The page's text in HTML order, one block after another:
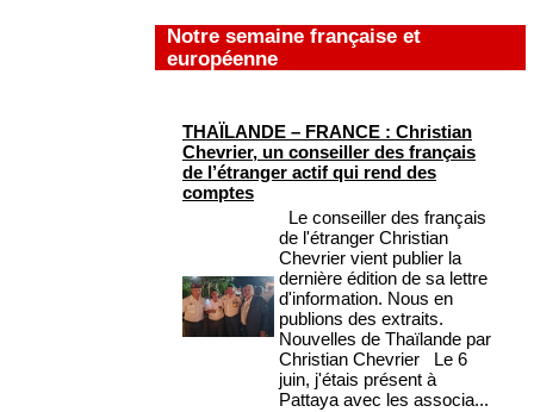
Notre semaine française et
européenne
THAÏLANDE – FRANCE : Christian
Chevrier, un conseiller des français
de l’étranger actif qui rend des
comptes
Le conseiller des français
de l'étranger Christian
Chevrier vient publier la
dernière édition de sa lettre
d'information. Nous en
publions des extraits.
Nouvelles de Thaïlande par
Christian Chevrier Le 6
juin, j'étais présent à
Pattaya avec les associa...